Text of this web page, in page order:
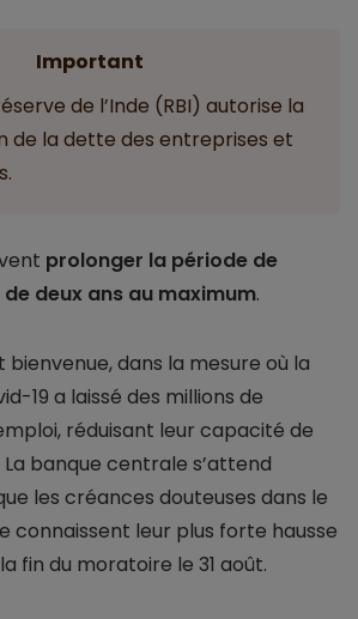
Important
de l’Inde (RBI) autorise la
de la dette des entreprises et
prolonger la période de
deux ans au maximum.
dans la mesure où la
19 a laissé des millions de
réduisant leur capacité de
banque centrale s’attend
les créances douteuses dans le
connaissent leur plus forte hausse
fin du moratoire le 31 août.